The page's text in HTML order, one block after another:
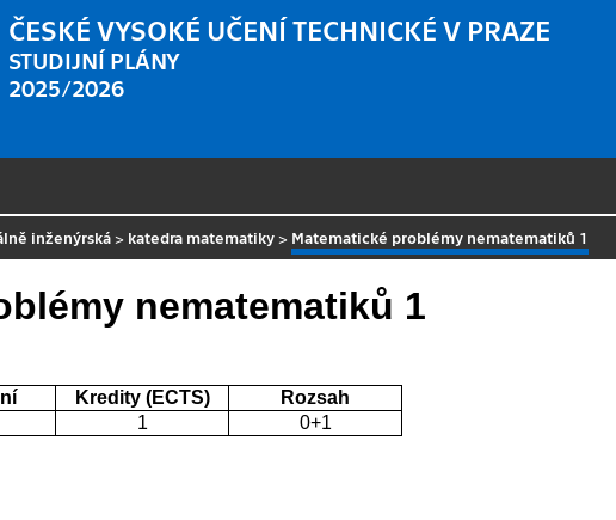
ČESKÉ VYSOKÉ UČENÍ TECHNICKÉ V PRAZE
STUDIJNÍ PLÁNY
2025/2026
inženýrská> katedra matematiky > Matematické problémy nematematiků 1
nematematiků 1
Kredity (ECTS)
Rozsah
1 0+1